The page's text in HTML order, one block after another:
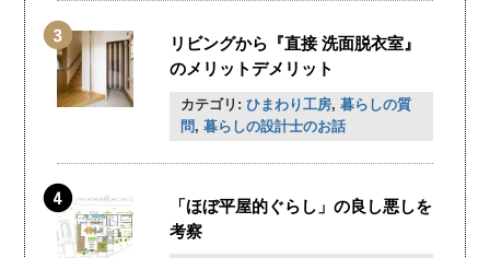
リビングから『直接 洗面脱衣室』
のメリットデメリット
カテゴリ: ひまわり工房, 暮らしの質
問, 暮らしの設計士のお話
「ほぼ平屋的ぐらし」の良し悪しを
考察